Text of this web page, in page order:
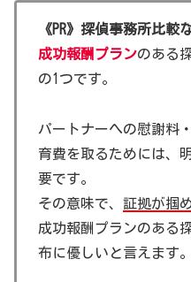
《PR》探偵事務所比較
成功報酬プランのある
の1つです。
パートナーへの慰謝料
育費を取るためには、
要です。
その意味で、 証拠が掴
成功報酬プランのある
布に優しいと言えます。